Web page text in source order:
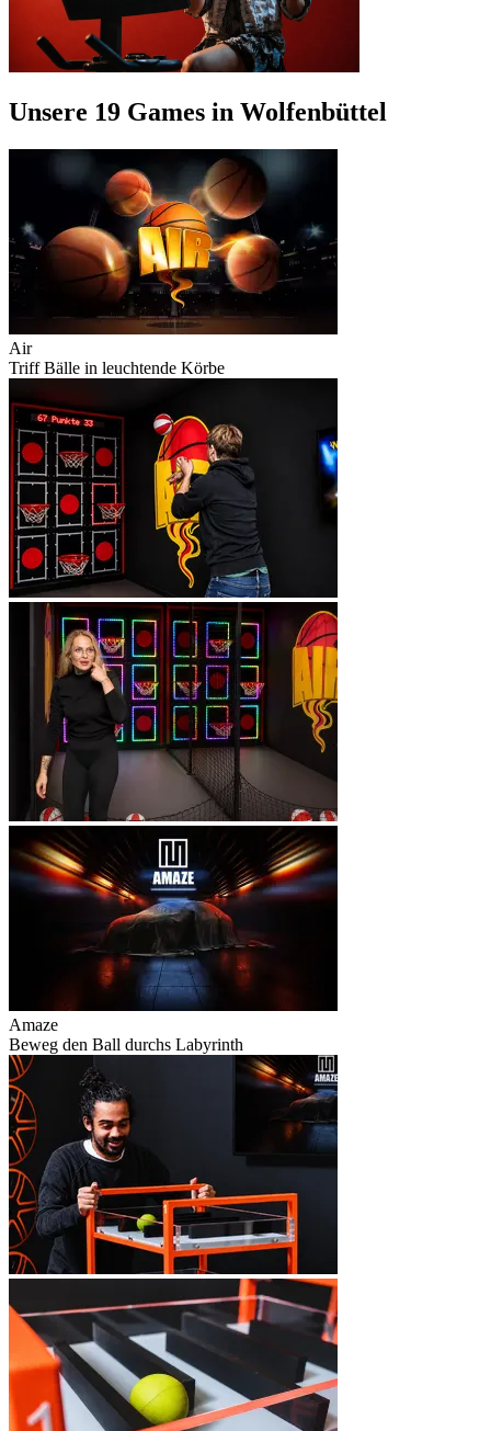
Unsere 19 Games in Wolfenbüttel
Air
Triff Bälle in leuchtende Körbe
Amaze
Beweg den Ball durchs Labyrinth